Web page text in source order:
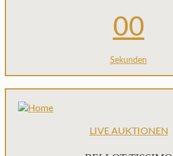
00
Sekunden
LIVE AUKTIONEN